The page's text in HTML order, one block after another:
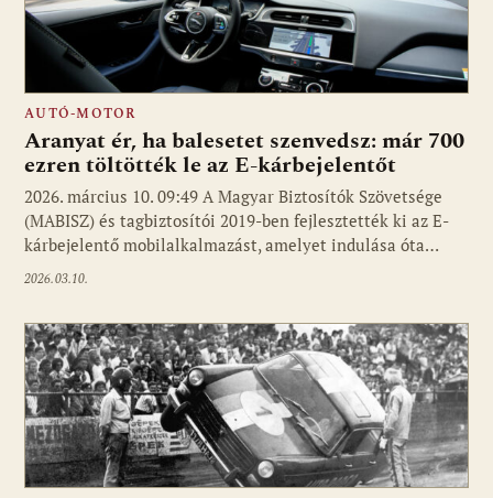
AUTÓ-MOTOR
Aranyat ér, ha balesetet szenvedsz: már 700
ezren töltötték le az E-kárbejelentőt
2026. március 10. 09:49 A Magyar Biztosítók Szövetsége
(MABISZ) és tagbiztosítói 2019-ben fejlesztették ki az E-
kárbejelentő mobilalkalmazást, amelyet indulása óta…
2026.03.10.